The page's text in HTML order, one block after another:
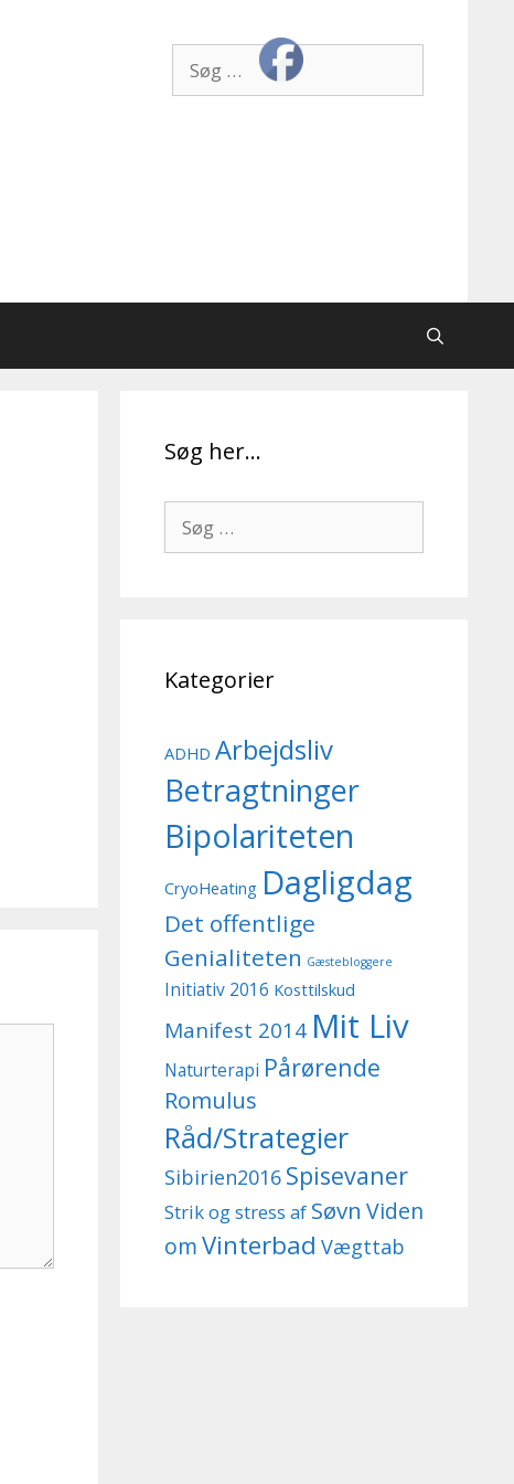
efter:
Søg her…
efter:
Kategorier
ADHD Arbejdsliv
Betragtninger
Bipolariteten
CryoHeating Dagligdag
Det offentlige
Genialiteten Gæstebloggere
Initiativ 2016 Kosttilskud
Manifest 2014 Mit Liv
Naturterapi Pårørende
Romulus
Råd/Strategier
Sibirien2016 Spisevaner
Strik og stress af Søvn Viden
omVinterbad Vægttab